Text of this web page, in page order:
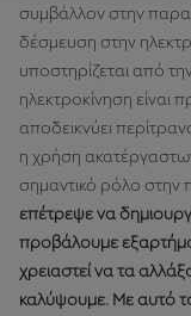
συμβάλλον στην
δέσμευση στην
υποστηρίζεται από
ηλεκτροκίνηση είναι
αποδεικνύει
η χρήση
σημαντικό ρόλο στην
επέτρεψε να
προβάλουμε
χρειαστεί να τα
καλύψουμε. Με αυτό